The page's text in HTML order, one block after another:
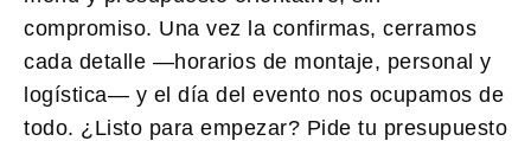
compromiso. Una vez la confirmas, cerramos
cada detalle —horarios de montaje, personal y
logística— y el día del evento nos ocupamos de
todo. ¿Listo para empezar? Pide tu presupuesto